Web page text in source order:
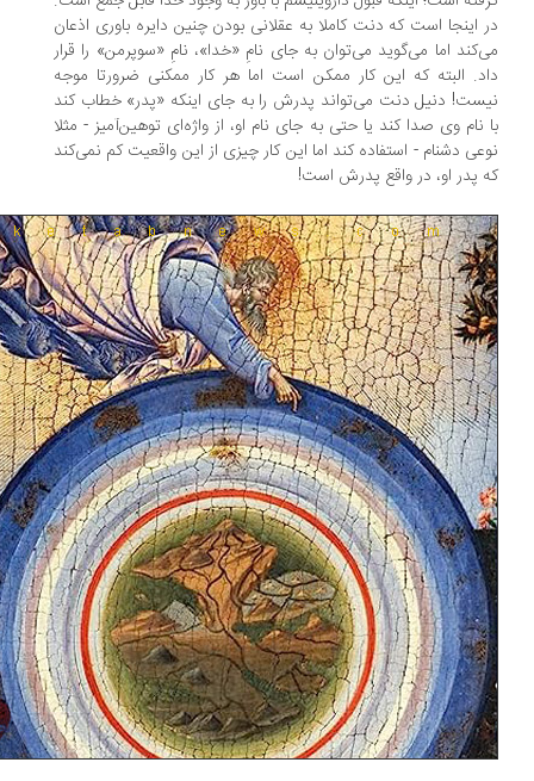
اینجا است که دنت کاملا به عقلانی بودن چنین دایره باوری اذعان
اما می‌گوید می‌توان به جای نامِ «خدا»، نامِ «سوپرمن» را قرار
البته که این کار ممکن است اما هر کار ممکنی ضرورتا موجه
دنیل دنت می‌تواند پدرش را به جای اینکه «پدر» خطاب کند
نام وی صدا کند یا حتی به جای نام او، از واژه‌ای توهین‌آمیز - مثلا
دشنام - استفاده کند اما این کار چیزی از این واقعیت کم نمی‌کند
پدر او، در واقع پدرش است!